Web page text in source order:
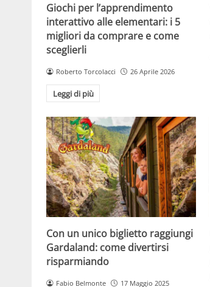
Giochi per l’apprendimento
interattivo alle elementari: i 5
migliori da comprare e come
sceglierli
Roberto Torcolacci 26 Aprile 2026
Leggi di più
Con un unico biglietto raggiungi
Gardaland: come divertirsi
risparmiando
Fabio Belmonte 17 Maggio 2025